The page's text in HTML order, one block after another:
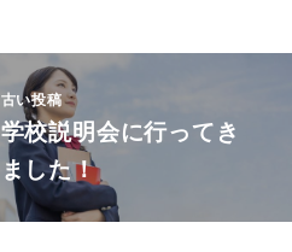
古い投稿
学校説明会に行ってき
ました！